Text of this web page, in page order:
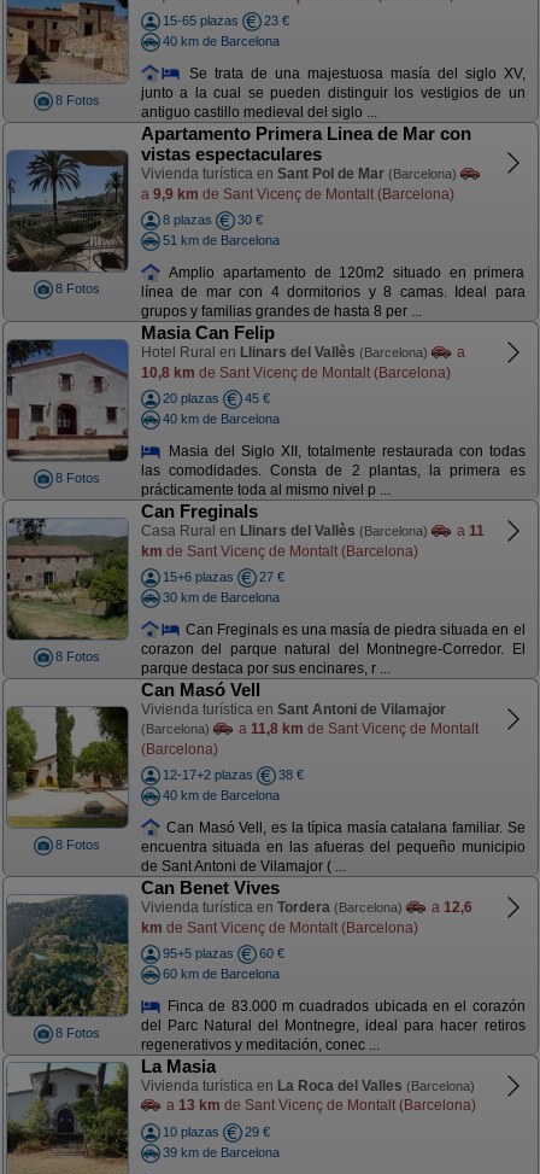
8 Fotos
15-65 plazas
23 €
40 km de Barcelona
Se trata de una majestuosa masía del siglo XV,
junto a la cual se pueden distinguir los vestigios de un
antiguo castillo medieval del siglo ...
8 Fotos
Apartamento Primera Linea de Mar con
vistas espectaculares
Vivienda turística en Sant Pol de Mar (Barcelona)
a 9,9 km de Sant Vicenç de Montalt (Barcelona)
8 plazas
30 €
51 km de Barcelona
Amplio apartamento de 120m2 situado en primera
línea de mar con 4 dormitorios y 8 camas. Ideal para
grupos y familias grandes de hasta 8 per ...
8 Fotos
Masia Can Felip
Hotel Rural en Llinars del Vallès (Barcelona)
a
10,8 km de Sant Vicenç de Montalt (Barcelona)
20 plazas
45 €
40 km de Barcelona
Masia del Siglo XII, totalmente restaurada con todas
las comodidades. Consta de 2 plantas, la primera es
prácticamente toda al mismo nivel p ...
8 Fotos
Can Freginals
Casa Rural en Llinars del Vallès (Barcelona) a 11
km de Sant Vicenç de Montalt (Barcelona)
15+6 plazas
27 €
30 km de Barcelona
Can Freginals es una masía de piedra situada en el
corazon del parque natural del Montnegre-Corredor. El
parque destaca por sus encinares, r ...
8 Fotos
Can Masó Vell
Vivienda turística en Sant Antoni de Vilamajor
(Barcelona) a 11,8 km de Sant Vicenç de Montalt
(Barcelona)
12-17+2 plazas
38 €
40 km de Barcelona
Can Masó Vell, es la típica masía catalana familiar. Se
encuentra situada en las afueras del pequeño municipio
de Sant Antoni de Vilamajor ( ...
8 Fotos
Can Benet Vives
Vivienda turística en Tordera (Barcelona) a 12,6
km de Sant Vicenç de Montalt (Barcelona)
95+5 plazas
60 €
60 km de Barcelona
Finca de 83.000 m cuadrados ubicada en el corazón
del Parc Natural del Montnegre, ideal para hacer retiros
regenerativos y meditación, conec ...
La Masia
Vivienda turística en La Roca del Valles (Barcelona)
a 13 km de Sant Vicenç de Montalt (Barcelona)
10 plazas
29 €
39 km de Barcelona